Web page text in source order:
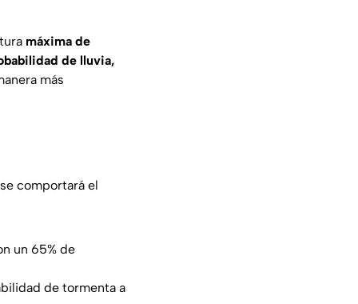
máxima de
de lluvia,
más
comportará el
un 65% de
de tormenta a